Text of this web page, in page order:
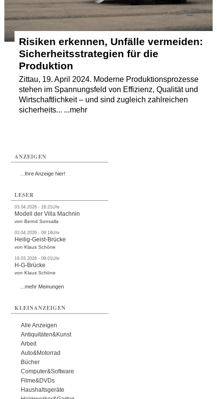
Risiken erkennen, Unfälle vermeiden:
Sicherheitsstrategien für die
Produktion
Zittau, 19. April 2024. Moderne Produktionsprozesse
stehen im Spannungsfeld von Effizienz, Qualität und
Wirtschaftlichkeit – und sind zugleich zahlreichen
sicherheits... ...mehr
ANZEIGEN
...Ihre Anzeige hier!
LESER
03.04.2026 - 18:21Uhr
Modell der Villa Machnin
von Bernd Sonsalla
03.04.2026 - 09:16Uhr
Heilig-Geist-Brücke
von Klaus Schöne
19.03.2026 - 09:01Uhr
H-G-Brücke
von Klaus Schöne
...mehr Meinungen
KLEINANZEIGEN
Alle Anzeigen
Antiquitäten&Kunst
Arbeit
Auto&Motorrad
Bücher
Computer&Software
Filme&DVDs
Haushaltsgeräte